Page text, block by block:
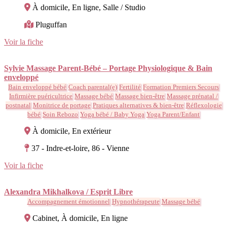
À domicile, En ligne, Salle / Studio
Pluguffan
Voir la fiche
Sylvie Massage Parent-Bébé – Portage Physiologique & Bain
enveloppé
Bain enveloppé bébé Coach parental(e) Fertilité Formation Premiers Secours
Infirmière puéricultrice Massage bébé Massage bien-être Massage prénatal /
postnatal Monitrice de portage Pratiques alternatives & bien-être Réflexologie
bébé Soin Rebozo Yoga bébé / Baby Yoga Yoga Parent/Enfant
À domicile, En extérieur
37 - Indre-et-loire, 86 - Vienne
Voir la fiche
Alexandra Mikhalkova / Esprit Libre
Accompagnement émotionnel Hypnothérapeute Massage bébé
Cabinet, À domicile, En ligne